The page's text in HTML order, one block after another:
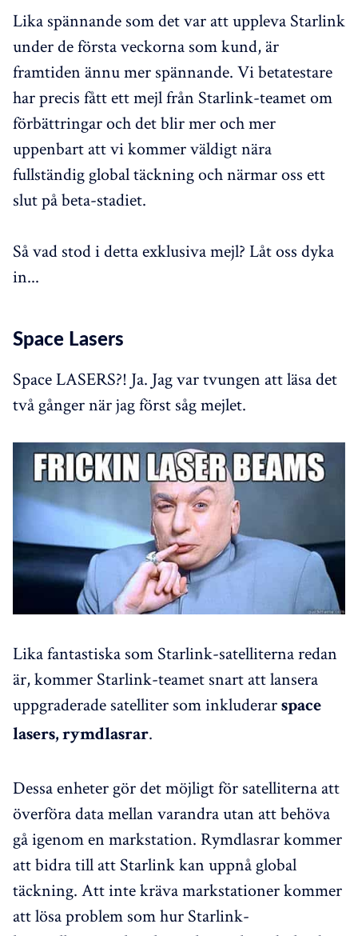
Lika spännande som det var att uppleva Starlink
under de första veckorna som kund, är
framtiden ännu mer spännande. Vi betatestare
har precis fått ett mejl från Starlink-teamet om
förbättringar och det blir mer och mer
uppenbart att vi kommer väldigt nära
fullständig global täckning och närmar oss ett
slut på beta-stadiet.
Så vad stod i detta exklusiva mejl? Låt oss dyka
in...
Space Lasers
Space LASERS?! Ja. Jag var tvungen att läsa det
två gånger när jag först såg mejlet.
Lika fantastiska som Starlink-satelliterna redan
är, kommer Starlink-teamet snart att lansera
uppgraderade satelliter som inkluderar space
lasers, rymdlasrar.
Dessa enheter gör det möjligt för satelliterna att
överföra data mellan varandra utan att behöva
gå igenom en markstation. Rymdlasrar kommer
att bidra till att Starlink kan uppnå global
täckning. Att inte kräva markstationer kommer
att lösa problem som hur Starlink-